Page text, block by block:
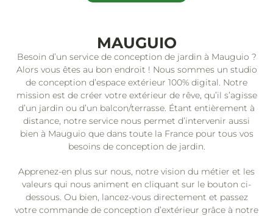
MAUGUIO
Besoin d’un service de conception de jardin à Mauguio ?
Alors vous êtes au bon endroit ! Nous sommes un studio
de conception d’espace extérieur 100% digital. Notre
mission est de créer votre extérieur de rêve, qu’il s’agisse
d’un jardin ou d’un balcon/terrasse. Étant entièrement à
distance, notre service nous permet d’intervenir aussi
bien à Mauguio que dans toute la France pour tous vos
besoins de conception de jardin.
Apprenez-en plus sur nous, notre vision du métier et les
valeurs qui nous animent en cliquant sur le bouton ci-
dessous. Ou bien, lancez-vous directement et passez
votre commande de conception d’extérieur grâce à notre